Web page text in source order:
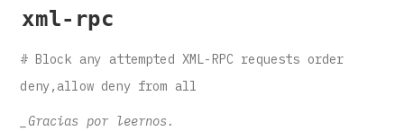
xml-rpc
# Block any attempted XML-RPC requests order
deny,allow deny from all
_Gracias por leernos.